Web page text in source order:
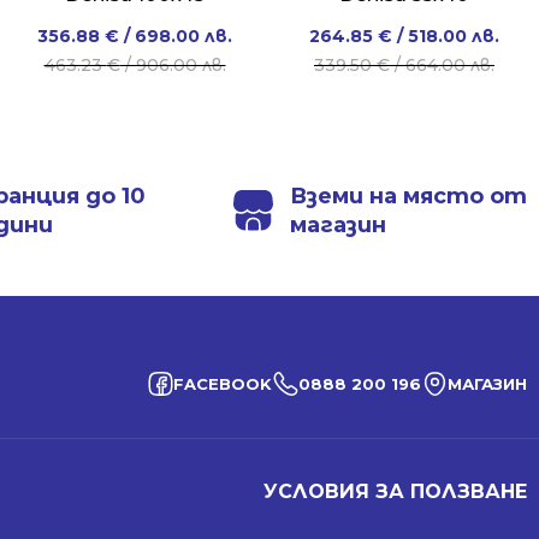
463.23€/ 906.00 лв.
Original
price
356.88 € / 698.00 лв.
Current
price
339.50€/ 664.00 лв.
Original
price
264.85 € / 518.00 лв.
Current
price
до 10
Вземи на място от
магазин
FACEBOOK 0888 200 196 МАГАЗИН
УСЛОВИЯ ЗА ПОЛЗВАНЕ